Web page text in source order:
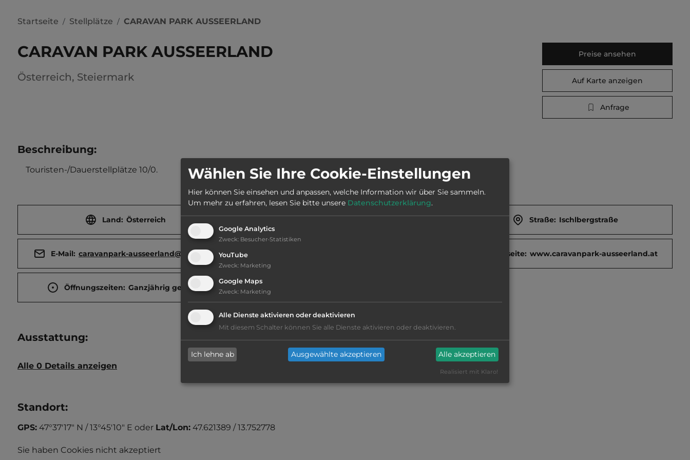
Startseite / Stellplätze / CARAVAN PARK AUSSEERLAND
CARAVAN PARK AUSSEERLAND
Österreich, Steiermark
Preise ansehen
Auf Karte anzeigen
Anfrage
Beschreibung:
    Touristen-/Dauerstellplätze 10/0.
Land: Österreich Straße: Ischlbergstraße
E-Mail: caravanpark-ausseerland@gmx.com Webseite: www.caravanpark-ausseerland.at
Öffnungszeiten: Ganzjährig geöffnet
Ausstattung:
Alle 0 Details anzeigen
Standort:
GPS: 47°37'17" N / 13°45'10" E oder Lat/Lon: 47.621389 / 13.752778
Sie haben Cookies nicht akzeptiert
Wählen Sie Ihre Cookie-Einstellungen
Hier können Sie einsehen und anpassen, welche Information wir über Sie sammeln.
Um mehr zu erfahren, lesen Sie bitte unsere Datenschutzerklärung.
Google Analytics
Zweck: Besucher-Statistiken
YouTube
Zweck: Marketing
Google Maps
Zweck: Marketing
Alle Dienste aktivieren oder deaktivieren
Mit diesem Schalter können Sie alle Dienste aktivieren oder deaktivieren.
Ich lehne ab Ausgewählte akzeptieren Alle akzeptieren
Realisiert mit Klaro!